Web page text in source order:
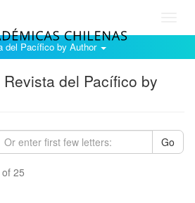
del Pacífico by Author
del Pacífico by
Go
25